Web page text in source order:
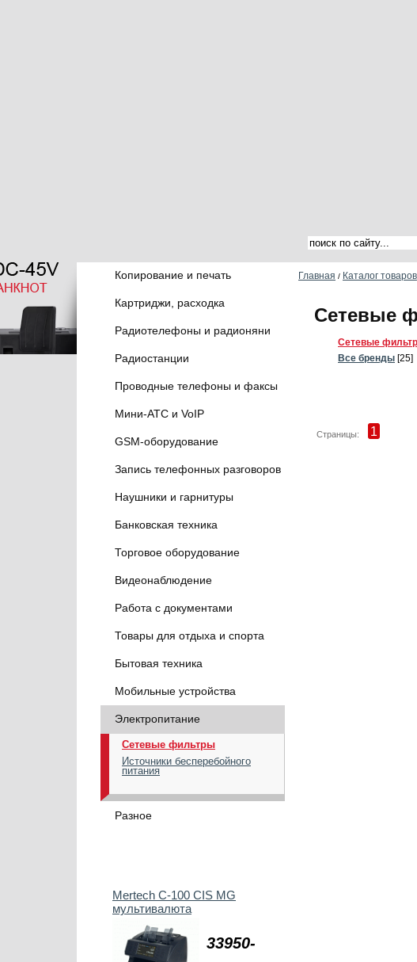
Копирование и печать
Картриджи, расходка
Радиотелефоны и радионяни
Радиостанции
Проводные телефоны и факсы
Мини-АТС и VoIP
GSM-оборудование
Запись телефонных разговоров
Наушники и гарнитуры
Банковская техника
Торговое оборудование
Видеонаблюдение
Работа с документами
Товары для отдыха и спорта
Бытовая техника
Мобильные устройства
Электропитание
Сетевые фильтры
Источники бесперебойного
питания
Разное
33950-
Mertech C-100 CIS MG
мультивалюта
Главная / Каталог товаров
Сетевые
Сетевые
Все бренды [25]
Страницы: 1